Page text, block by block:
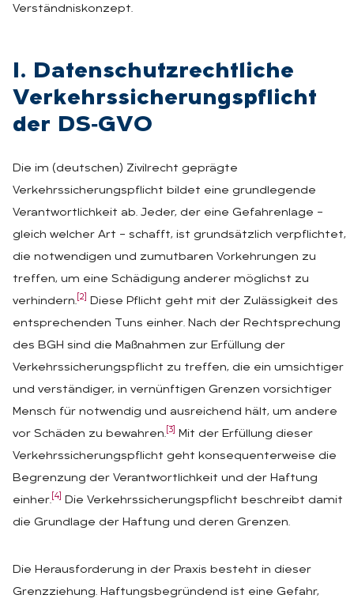
Verständniskonzept.
I. Da­ten­schutz­recht­li­che
Ver­kehrs­si­che­rungs­pflicht
der DS‑G­VO
Die im (deutschen) Zivilrecht geprägte
Verkehrssicherungspflicht bildet eine grundlegende
Verantwortlichkeit ab. Jeder, der eine Gefahrenlage –
gleich welcher Art – schafft, ist grundsätzlich verpflichtet,
die notwendigen und zumutbaren Vorkehrungen zu
treffen, um eine Schädigung anderer möglichst zu
verhindern. [2]
Diese Pflicht geht mit der Zulässigkeit des
entsprechenden Tuns einher. Nach der Rechtsprechung
des BGH sind die Maßnahmen zur Erfüllung der
Verkehrssicherungspflicht zu treffen, die ein umsichtiger
und verständiger, in vernünftigen Grenzen vorsichtiger
Mensch für notwendig und ausreichend hält, um andere
vor Schäden zu bewahren. [3]
Mit der Erfüllung dieser
Verkehrssicherungspflicht geht konsequenterweise die
Begrenzung der Verantwortlichkeit und der Haftung
einher. [4]
Die Verkehrssicherungspflicht beschreibt damit
die Grundlage der Haftung und deren Grenzen.
Die Herausforderung in der Praxis besteht in dieser
Grenzziehung. Haftungsbegründend ist eine Gefahr,